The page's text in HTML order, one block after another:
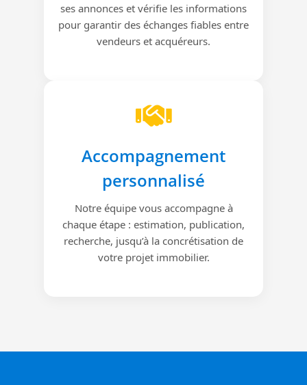
ses annonces et vérifie les informations
pour garantir des échanges fiables entre
vendeurs et acquéreurs.
Accompagnement
personnalisé
Notre équipe vous accompagne à
chaque étape : estimation, publication,
recherche, jusqu’à la concrétisation de
votre projet immobilier.